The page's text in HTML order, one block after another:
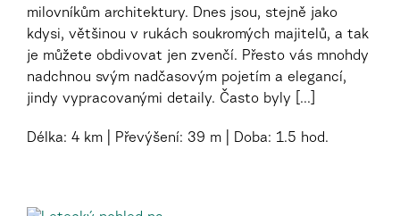
milovníkům architektury. Dnes jsou, stejně jako
kdysi, většinou v rukách soukromých majitelů, a tak
je můžete obdivovat jen zvenčí. Přesto vás mnohdy
nadchnou svým nadčasovým pojetím a elegancí,
jindy vypracovanými detaily. Často byly [...]
Délka: 4 km Převýšení: 39 m Doba: 1.5 hod.